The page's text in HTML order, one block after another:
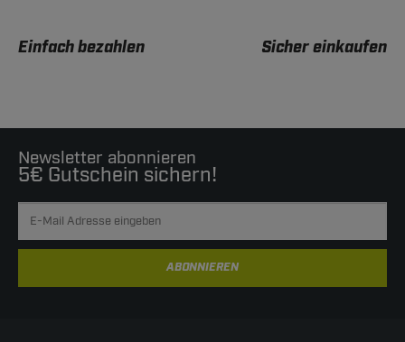
Einfach bezahlen Sicher einkaufen
Newsletter abonnieren
5€ Gutschein sichern!
ABONNIEREN